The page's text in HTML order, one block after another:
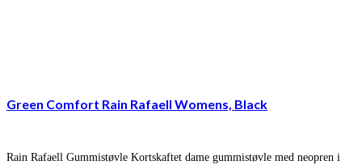
Green Comfort Rain Rafaell Womens, Black
Rain Rafaell Gummistøvle Kortskaftet dame gummistøvle med neopren i